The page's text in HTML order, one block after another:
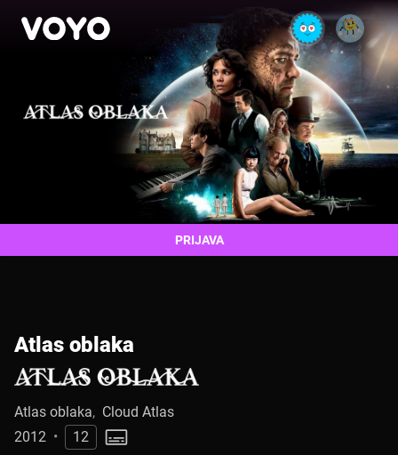
Atlas oblaka
Atlas oblaka, Cloud Atlas
2012 •
12
PRIJAVA